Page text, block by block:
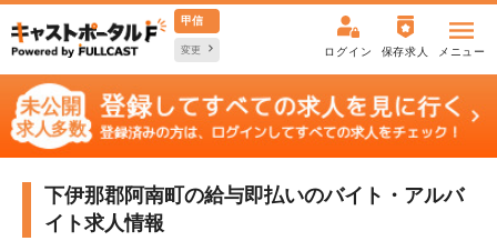
甲信
変更 ログイン 保存求人 メニュー
下伊那郡阿南町の給与即払いのバイト・アルバ
イト求人情報